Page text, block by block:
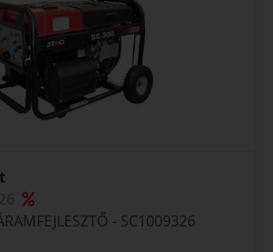
- SC1009326